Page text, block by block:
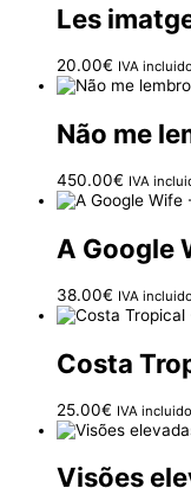
Les
20.00€ IVA
Não me
450.00€ IVA
A Google
38.00€ IVA
Costa
25.00€ IVA incluido
Visões